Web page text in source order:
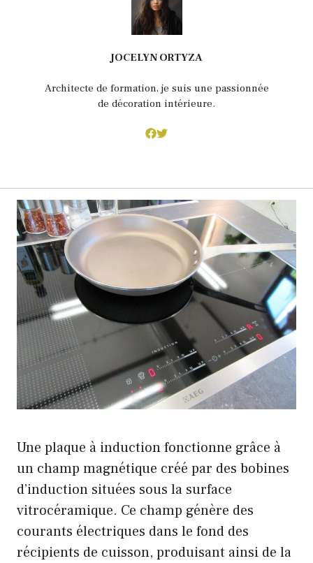
JOCELYN ORTYZA
Architecte de formation, je suis une passionnée
de décoration intérieure.
Une plaque à induction fonctionne grâce à
un champ magnétique créé par des bobines
d’induction situées sous la surface
vitrocéramique. Ce champ génère des
courants électriques dans le fond des
récipients de cuisson, produisant ainsi de la